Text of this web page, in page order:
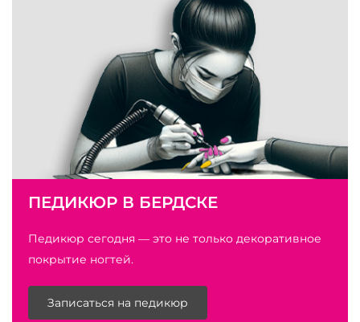
ПЕДИКЮР В БЕРДСКЕ
Педикюр сегодня — это не только декоративное
покрытие ногтей.
Записаться на педикюр